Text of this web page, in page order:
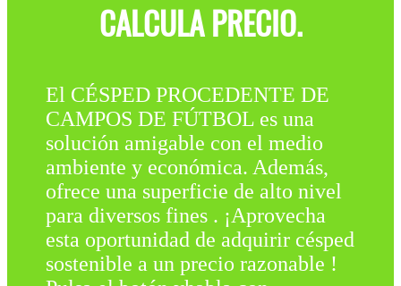
CALCULA PRECIO.
El CÉSPED PROCEDENTE DE
CAMPOS DE FÚTBOL es una
solución amigable con el medio
ambiente y económica. Además,
ofrece una superficie de alto nivel
para diversos fines . ¡Aprovecha
esta oportunidad de adquirir césped
sostenible a un precio razonable !